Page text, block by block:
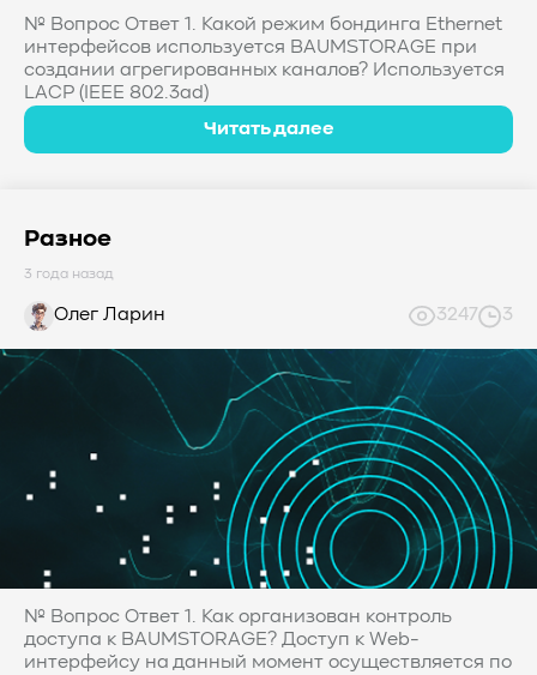
#Безопасность
#SMR
#Shingled Magnetic Recording
#NAS
#DM-SMR #HM-SMR #FDP
#RAID Offload
#Kioxia
№ Вопрос Ответ 1. Какой режим бондинга Ethernet
интерфейсов используется BAUMSTORAGE при
создании агрегированных каналов? Используется
LACP (IEEE 802.3ad)
Читать далее
Разное
3 года назад
Олег Ларин 3247 3
№ Вопрос Ответ 1. Как организован контроль
доступа к BAUMSTORAGE? Доступ к Web-
интерфейсу на данный момент осуществляется по